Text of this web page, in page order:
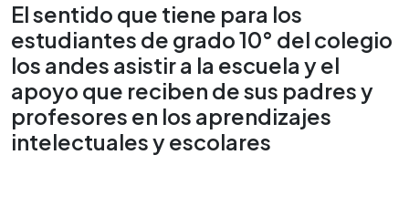
El sentido que tiene para los
estudiantes de grado 10° del colegio
los andes asistir a la escuela y el
apoyo que reciben de sus padres y
profesores en los aprendizajes
intelectuales y escolares